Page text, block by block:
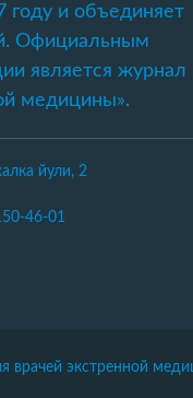
году и объединяет
Официальным
является журнал
медицины».
йули, 2
46-01
врачей экстренной